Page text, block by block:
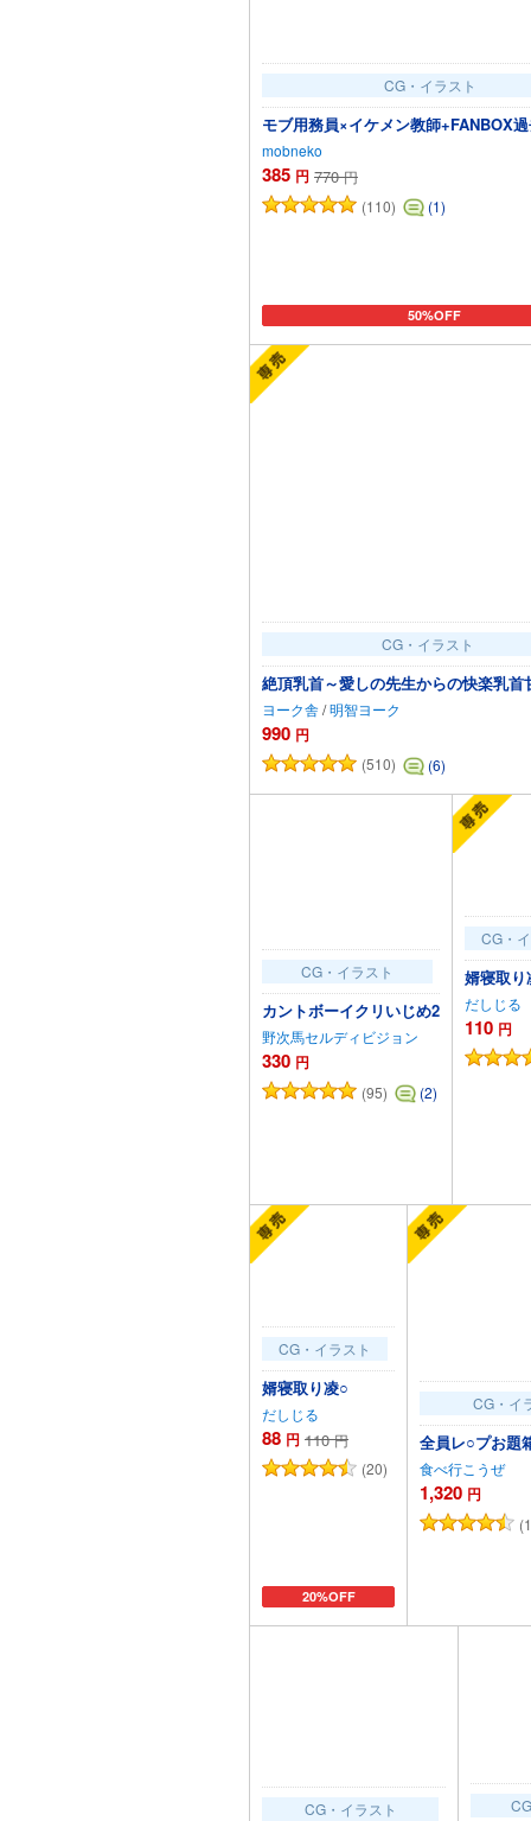
CG・イラスト
モブ用務員×イケメン教師+FANBOX
mobneko
385 円 770 円
(110)
(1)
50%OFF
カートに追加
CG・イラスト
絶頂乳首～愛しの先生からの快楽乳首
ヨーク舎/明智ヨーク
990 円
(510) (6)
カートに追加
CG・イラスト
カントボーイクリいじめ2
野次馬セルディビジョン
330 円
(95) (2)
CG・
婿寝取り
だしじる
110 円
CG・イラスト
婿寝取り凌○
だしじる
88 円 110 円
(20)
20%OFF
カートに追加
CG・イ
全員レ○プお題
食べ行こうぜ
1,320 円
CG・イラスト